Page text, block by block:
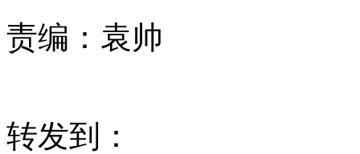
责编： 袁帅
转发到：